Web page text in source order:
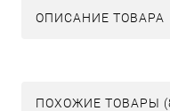
ОПИСАНИЕ ТОВАРА
ПОХОЖИЕ ТОВАРЫ